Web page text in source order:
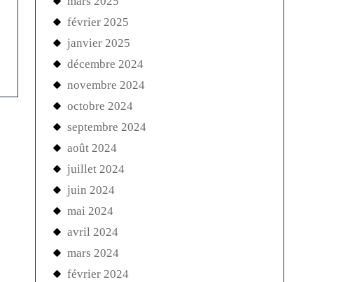
février 2025
janvier 2025
décembre 2024
novembre 2024
octobre 2024
septembre 2024
août 2024
juillet 2024
juin 2024
mai 2024
avril 2024
mars 2024
février 2024